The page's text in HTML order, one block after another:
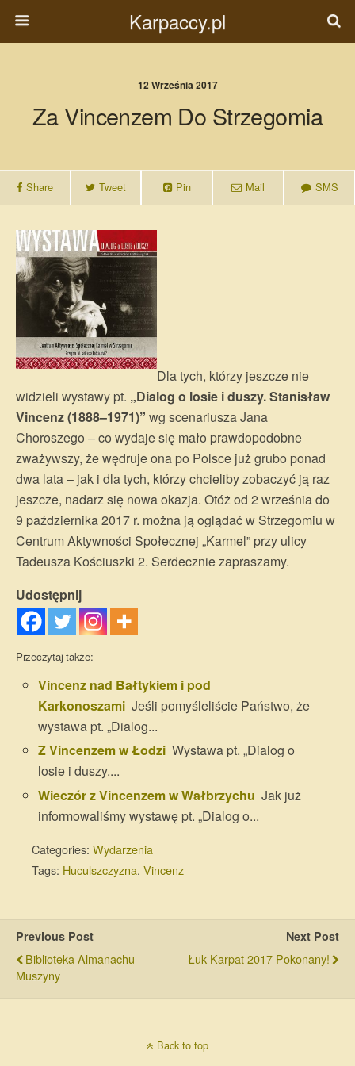
Karpaccy.pl
12 Września 2017
Za Vincenzem Do Strzegomia
Share Tweet Pin Mail SMS
Dla tych, którzy jeszcze nie
widzieli wystawy pt. „Dialog o losie i duszy. Stanisław
Vincenz (1888–1971)” wg scenariusza Jana
Choroszego – co wydaje się mało prawdopodobne
zważywszy, że wędruje ona po Polsce już grubo ponad
dwa lata – jak i dla tych, którzy chcieliby zobaczyć ją raz
jeszcze, nadarz się nowa okazja. Otóż od 2 września do
9 października 2017 r. można ją oglądać w Strzegomiu w
Centrum Aktywności Społecznej „Karmel” przy ulicy
Tadeusza Kościuszki 2. Serdecznie zapraszamy.
Udostępnij
Przeczytaj także:
Vincenz nad Bałtykiem i pod
Karkonoszami Jeśli pomyśleliście Państwo, że
wystawa pt. „Dialog...
Z Vincenzem w Łodzi Wystawa pt. „Dialog o
losie i duszy....
Wieczór z Vincenzem w Wałbrzychu Jak już
informowaliśmy wystawę pt. „Dialog o...
Categories: Wydarzenia
Tags: Huculszczyzna, Vincenz
Previous Post
Biblioteka Almanachu
Muszyny
Next Post
Łuk Karpat 2017 Pokonany!
Back to top